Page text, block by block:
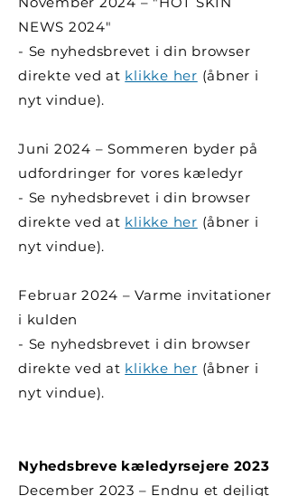
NEWS 2024"
- Se nyhedsbrevet i din browser
direkte ved at klikke her (åbner i
nyt vindue).
Juni 2024 – Sommeren byder på
udfordringer for vores kæledyr
- Se nyhedsbrevet i din browser
direkte ved at klikke her (åbner i
nyt vindue).
Februar 2024 – Varme invitationer
i kulden
- Se nyhedsbrevet i din browser
direkte ved at klikke her (åbner i
nyt vindue).
Nyhedsbreve kæledyrsejere 2023
December 2023 – Endnu et dejligt